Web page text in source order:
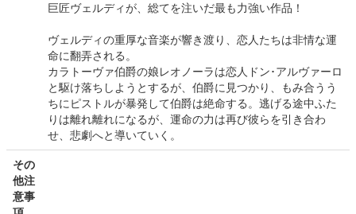
巨匠ヴェルディが、総てを注いだ最も力強い作品！
ヴェルディの重厚な音楽が響き渡り、恋人たちは非情な運
命に翻弄される。
カラトーヴァ伯爵の娘レオノーラは恋人ドン･アルヴァーロ
と駆け落ちしようとするが、伯爵に見つかり、もみ合うう
ちにピストルが暴発して伯爵は絶命する。逃げる途中ふた
りは離れ離れになるが、運命の力は再び彼らを引き合わ
せ、悲劇へと導いていく。
その
他注
意事